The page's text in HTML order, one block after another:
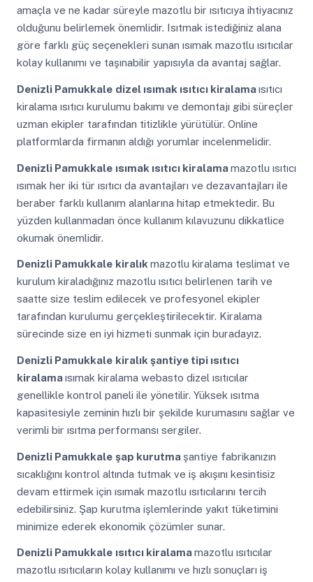
amaçla ve ne kadar süreyle mazotlu bir ısıtıcıya ihtiyacınız
olduğunu belirlemek önemlidir. Isıtmak istediğiniz alana
göre farklı güç seçenekleri sunan ısımak mazotlu ısıtıcılar
kolay kullanımı ve taşınabilir yapısıyla da avantaj sağlar.
Denizli Pamukkale dizel ısımak ısıtıcı kiralamaısıtıcı
kiralama ısıtıcı kurulumu bakımı ve demontajı gibi süreçler
uzman ekipler tarafından titizlikle yürütülür. Online
platformlarda firmanın aldığı yorumlar incelenmelidir.
Denizli Pamukkale ısımak ısıtıcı kiralamamazotlu ısıtıcı
ısımak her iki tür ısıtıcı da avantajları ve dezavantajları ile
beraber farklı kullanım alanlarına hitap etmektedir. Bu
yüzden kullanmadan önce kullanım kılavuzunu dikkatlice
okumak önemlidir.
Denizli Pamukkale kiralık mazotlu kiralama teslimat ve
kurulum kiraladığınız mazotlu ısıtıcı belirlenen tarih ve
saatte size teslim edilecek ve profesyonel ekipler
tarafından kurulumu gerçekleştirilecektir. Kiralama
sürecinde size en iyi hizmeti sunmak için buradayız.
Denizli Pamukkale kiralık şantiye tipi ısıtıcı
kiralamaısımak kiralama webasto dizel ısıtıcılar
genellikle kontrol paneli ile yönetilir. Yüksek ısıtma
kapasitesiyle zeminin hızlı bir şekilde kurumasını sağlar ve
verimli bir ısıtma performansı sergiler.
Denizli Pamukkale şap kurutma şantiye fabrikanızın
sıcaklığını kontrol altında tutmak ve iş akışını kesintisiz
devam ettirmek için ısımak mazotlu ısıtıcılarını tercih
edebilirsiniz. Şap kurutma işlemlerinde yakıt tüketimini
minimize ederek ekonomik çözümler sunar.
Denizli Pamukkale ısıtıcı kiralamamazotlu ısıtıcılar
mazotlu ısıtıcıların kolay kullanımı ve hızlı sonuçları iş